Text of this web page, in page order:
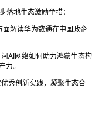
落地生态激励举措：
面解读华为数通在中国政企
AI网络如何助力鸿蒙生态构
力。
秀创新实践，凝聚生态合